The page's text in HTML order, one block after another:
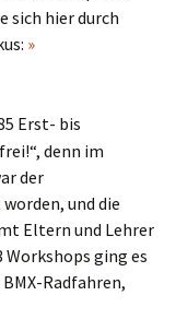
sich hier durch
»
Erst- bis
denn im
der
und die
Eltern und Lehrer
Workshops ging es
Radfahren,